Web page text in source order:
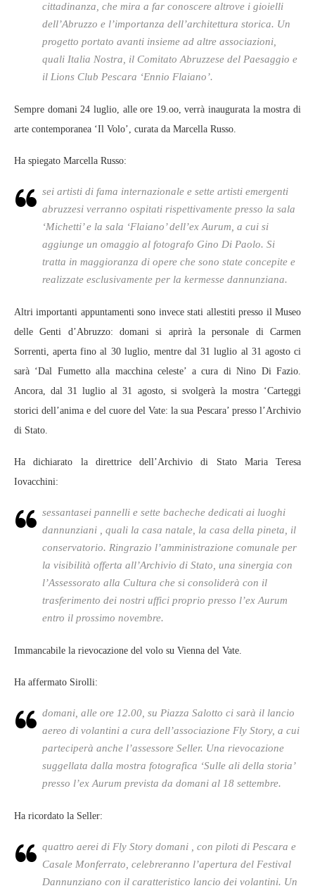
cittadinanza, che mira a far conoscere altrove i gioielli
dell’Abruzzo e l’importanza dell’architettura storica. Un
progetto portato avanti insieme ad altre associazioni,
quali Italia Nostra, il Comitato Abruzzese del Paesaggio e
il Lions Club Pescara ‘Ennio Flaiano’.
Sempre domani 24 luglio, alle ore 19.oo, verrà inaugurata la mostra di
arte contemporanea ‘Il Volo’, curata da Marcella Russo.
Ha spiegato Marcella Russo:
sei artisti di fama internazionale e sette artisti emergenti
abruzzesi verranno ospitati rispettivamente presso la sala
‘Michetti’ e la sala ‘Flaiano’ dell’ex Aurum, a cui si
aggiunge un omaggio al fotografo Gino Di Paolo. Si
tratta in maggioranza di opere che sono state concepite e
realizzate esclusivamente per la kermesse dannunziana.
Altri importanti appuntamenti sono invece stati allestiti presso il Museo
delle Genti d’Abruzzo: domani si aprirà la personale di Carmen
Sorrenti, aperta fino al 30 luglio, mentre dal 31 luglio al 31 agosto ci
sarà ‘Dal Fumetto alla macchina celeste’ a cura di Nino Di Fazio.
Ancora, dal 31 luglio al 31 agosto, si svolgerà la mostra ‘Carteggi
storici dell’anima e del cuore del Vate: la sua Pescara’ presso l’Archivio
di Stato.
Ha dichiarato la direttrice dell’Archivio di Stato Maria Teresa
Iovacchini:
sessantasei pannelli e sette bacheche dedicati ai luoghi
dannunziani , quali la casa natale, la casa della pineta, il
conservatorio. Ringrazio l’amministrazione comunale per
la visibilità offerta all’Archivio di Stato, una sinergia con
l’Assessorato alla Cultura che si consoliderà con il
trasferimento dei nostri uffici proprio presso l’ex Aurum
entro il prossimo novembre.
Immancabile la rievocazione del volo su Vienna del Vate.
Ha affermato Sirolli:
domani, alle ore 12.00, su Piazza Salotto ci sarà il lancio
aereo di volantini a cura dell’associazione Fly Story, a cui
parteciperà anche l’assessore Seller. Una rievocazione
suggellata dalla mostra fotografica ‘Sulle ali della storia’
presso l’ex Aurum prevista da domani al 18 settembre.
Ha ricordato la Seller:
quattro aerei di Fly Story domani , con piloti di Pescara e
Casale Monferrato, celebreranno l’apertura del Festival
Dannunziano con il caratteristico lancio dei volantini. Un